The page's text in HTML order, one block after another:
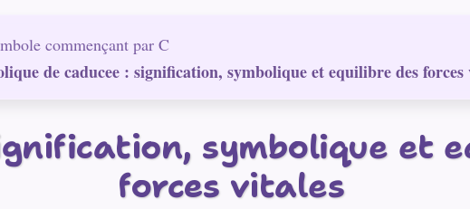
commençant par C
de caducee : signification, symbolique et equilibre des forces
symbolique et
forces vitales